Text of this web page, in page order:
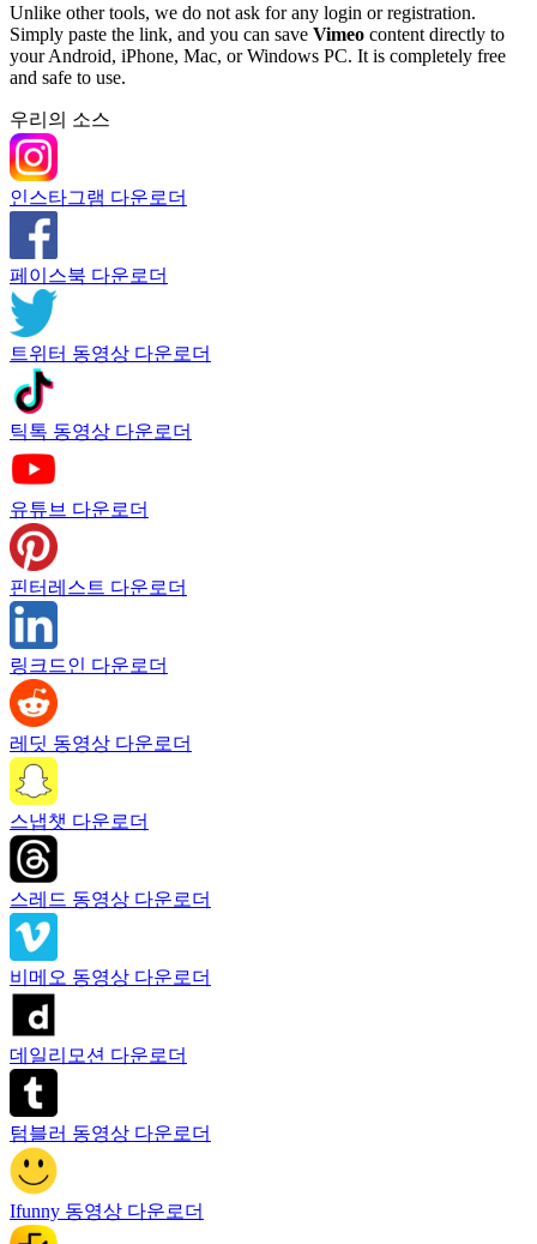
Unlike other tools, we do not ask for any login or registration.
Simply paste the link, and you can save Vimeo content directly to
your Android, iPhone, Mac, or Windows PC. It is completely free
and safe to use.
우리의 소스
인스타그램 다운로더
페이스북 다운로더
트위터 동영상 다운로더
틱톡 동영상 다운로더
유튜브 다운로더
핀터레스트 다운로더
링크드인 다운로더
레딧 동영상 다운로더
스냅챗 다운로더
스레드 동영상 다운로더
비메오 동영상 다운로더
데일리모션 다운로더
텀블러 동영상 다운로더
Ifunny 동영상 다운로더